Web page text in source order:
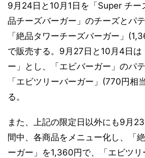
9月24日と10月1日を「Super チー
品チーズバーガー」のチーズとパ
「絶品タワーチーズバーガー」
で販売する。9月27日と10月4日
ー」とし、「エビバーガー」のパ
「エビツリーバーガー」(770円相
る。
また、上記の限定日以外にも9月
間中、各商品をメニュー化し、「
ーガー」を1,360円で、「エビツ